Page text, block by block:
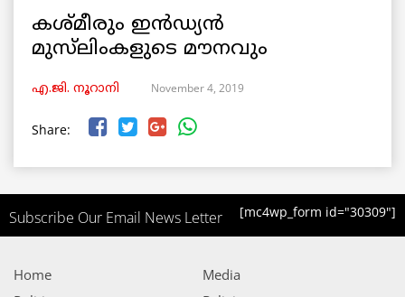
കശ്മീരും ഇൻഡ്യൻ
മുസ്‌ലിംകളുടെ മൗനവും
എ.ജി. നൂറാനി November 4, 2019
Share:
Subscribe Our Email News Letter [mc4wp_form id="30309"]
Home
Media